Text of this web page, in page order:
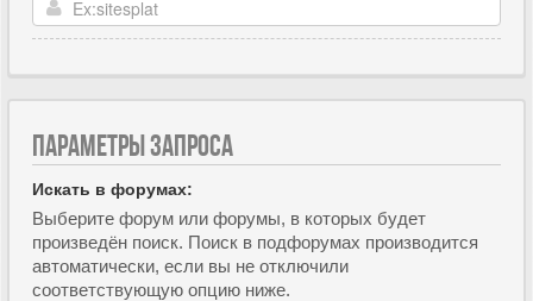
ПАРАМЕТРЫ ЗАПРОСА
Искать в форумах:
Выберите форум или форумы, в которых будет
произведён поиск. Поиск в подфорумах производится
автоматически, если вы не отключили
соответствующую опцию ниже.